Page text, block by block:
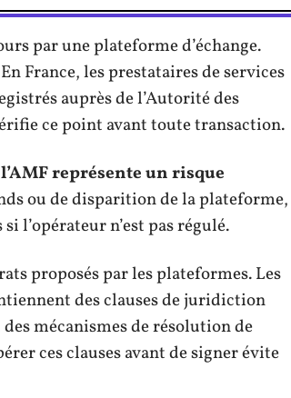
par une plateforme d’échange.
France, les prestataires de services
auprès de l’Autorité des
ce point avant toute transaction.
représente un risque
ou de disparition de la plateforme,
l’opérateur n’est pas régulé.
proposés par les plateformes. Les
des clauses de juridiction
mécanismes de résolution de
ces clauses avant de signer évite